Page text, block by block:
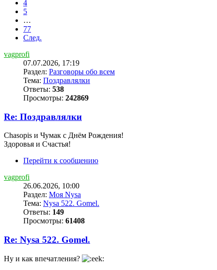
4
5
…
77
След.
vagprofi
07.07.2026, 17:19
Раздел: Разговоры обо всем
Тема: Поздравлялки
Ответы: 538
Просмотры: 242869
Re: Поздравлялки
Chasopis и Чумак с Днём Рождения!
Здоровья и Счастья!
Перейти к сообщению
vagprofi
26.06.2026, 10:00
Раздел: Моя Nysa
Тема: Nysa 522. Gomel.
Ответы: 149
Просмотры: 61408
Re: Nysa 522. Gomel.
Ну и как впечатления?